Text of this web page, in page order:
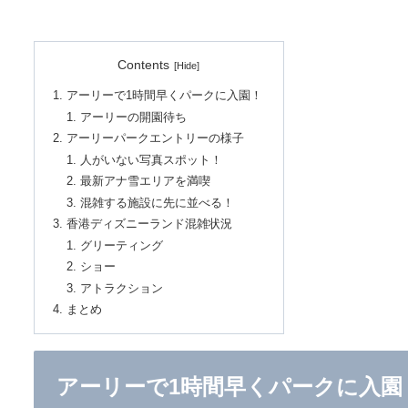
Contents
アーリーで1時間早くパークに入園！
アーリーの開園待ち
アーリーパークエントリーの様子
人がいない写真スポット！
最新アナ雪エリアを満喫
混雑する施設に先に並べる！
香港ディズニーランド混雑状況
グリーティング
ショー
アトラクション
まとめ
アーリーで1時間早くパークに入園